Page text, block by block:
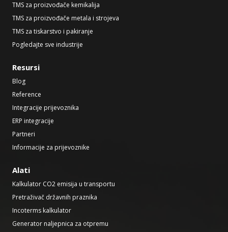
TMS za proizvođače kemikalija
TMS za proizvođače metala i strojeva
TMS za tiskarstvo i pakiranje
Pogledajte sve industrije
Resursi
Blog
Reference
Integracije prijevoznika
ERP integracije
Partneri
Informacije za prijevoznike
Alati
Kalkulator CO2 emisija u transportu
Pretraživač državnih praznika
Incoterms kalkulator
Generator naljepnica za otpremu